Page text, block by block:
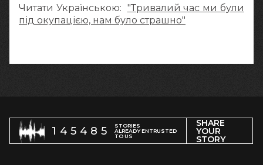
Читати Українською: "Тривалий час ми були
під окупацією, нам було страшно"
145485
STORIES
ALREADY ENTRUSTED
TO US
SHARE
YOUR
STORY